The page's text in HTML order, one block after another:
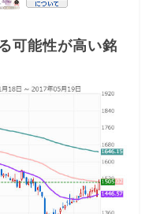
可能性が高い銘